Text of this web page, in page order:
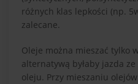
różnych klas lepkości (np.
zalecane.
Oleje można mieszać tylko
alternatywą byłaby jazda
oleju. Przy mieszaniu